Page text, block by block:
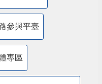
參與平臺
專區